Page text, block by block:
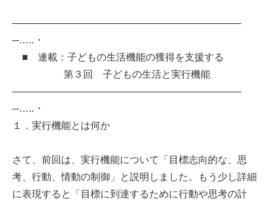
──────────────────────────────────
─…‥・
■ 連載：子どもの生活機能の獲得を支援する
第３回 子どもの生活と実行機能
──────────────────────────────────
─…‥・
１．実行機能とは何か
さて、前回は、実行機能について「目標志向的な、思
考、行動、情動の制御」と説明しました。もう少し詳細
に表現すると「目標に到達するために行動や思考の計